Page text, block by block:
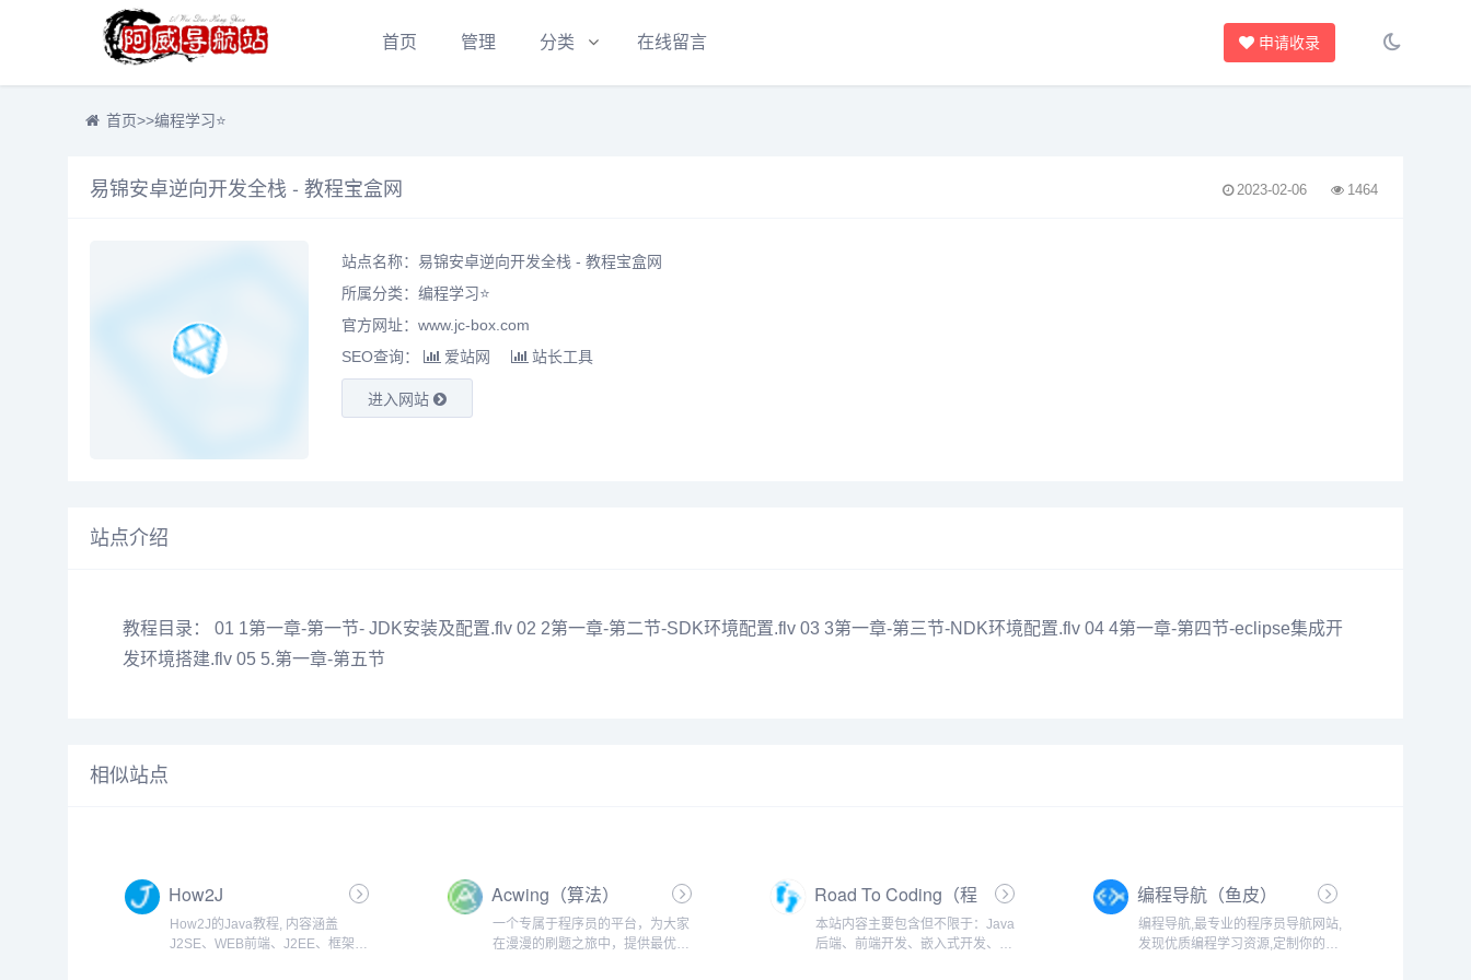
首页 管理 分类 在线留言 申请收录
首页>>编程学习⭐
易锦安卓逆向开发全栈 - 教程宝盒网 2023-02-06 1464
站点名称：易锦安卓逆向开发全栈 - 教程宝盒网
所属分类： 编程学习⭐
官方网址：www.jc-box.com
SEO查询：
爱站网 站长工具
进入网站
站点介绍
教程目录： 01 1第一章-第一节- JDK安装及配置.flv 02 2第一章-第二节-SDK环境配置.flv 03 3第一章-第三节-NDK环境配置.flv 04 4第一章-第四节-eclipse集成开
发环境搭建.flv 05 5.第一章-第五节
相似站点
How2J
How2J的Java教程, 内容涵盖
J2SE、WEB前端、J2EE、框架技
Acwing（算法）
一个专属于程序员的平台，为大家
在漫漫的刷题之旅中，提供最优质
Road To Coding（程
序🐏）
本站内容主要包含但不限于：Java
后端、前端开发、嵌入式开发、大
编程导航（鱼皮）
编程导航,最专业的程序员导航网站,
发现优质编程学习资源,定制你的程